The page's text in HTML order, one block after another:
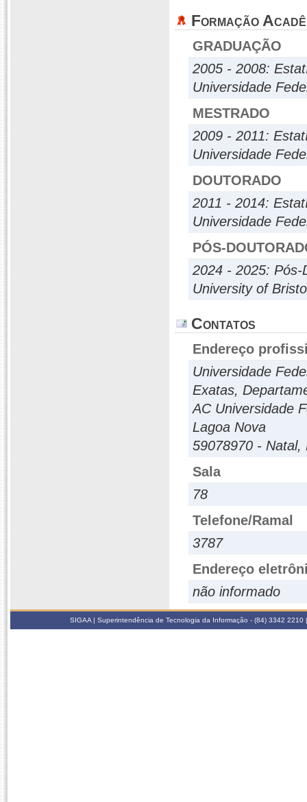
Formação
GRADUAÇÃO
2005 - 2008:
Universidade
MESTRADO
2009 - 2011:
Universidade
DOUTORADO
2011 - 2014:
Universidade
PÓS-
2024 - 2025: Pós-
University of
Contatos
Endereço
Universidade
Exatas,
AC Universidade
Lagoa Nova
59078970 - Natal,
Sala
78
Telefone/Ramal
3787
Endereço
não informado
SIGAA | Superintendência de Tecnologia da Informação - (84) 3342